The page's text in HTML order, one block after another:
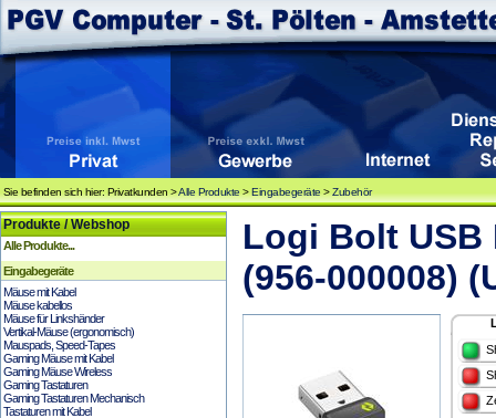
Sie befinden sich hier: Privatkunden >Alle Produkte >Eingabegeräte >Zubehör
Produkte / Webshop
Alle Produkte...
Eingabegeräte
Mäuse mit Kabel
Mäuse kabellos
Mäuse für Linkshänder
Vertikal-Mäuse (ergonomisch)
Mauspads, Speed-Tapes
Gaming Mäuse mit Kabel
Gaming Mäuse Wireless
Gaming Tastaturen
Gaming Tastaturen Mechanisch
Tastaturen mit Kabel
Logi Bolt USB
(956-000008)